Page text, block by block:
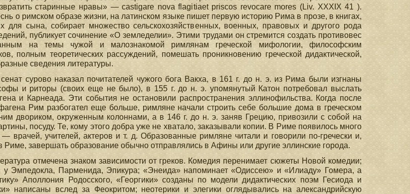
старинные нравы» — castigare nova flagitiaet priscos revocare mores (Liv. XXXIX 41 ).
о римском образе жизни, на латинском языке пишет первую историю Рима в прозе, в книгах,
для сына, собирает множество сельскохозяйственных, военных, правовых и другого рода
публикует сочинение «О земледелии». Этими трудами он стремится создать противовес
на темы чужой и малознакомой римлянам греческой мифологии, философским
полным теоретических рассуждений, помешать проникновению греческой дидактической,
сведения литературы.
сурово наказал почитателей чужого бога Вакха, в 161 г. до н. э. из Рима были изгнаны
и риторы (своих еще не было), в 155 г. до н. э. упомянутый Катон потребовал выслать
и Карнеада. Эти события не остановили распространения эллинофильства. Когда после
Рим разбогател еще больше, римляне начали строить себе большие дома в греческом
двориком, окруженным колоннами, а в 146 г. до н. э. заняв Грецию, привозили с собой на
посуду. Те, кому этого добра уже не хватало, заказывали копии. В Риме появилось много
— врачей, учителей, актеров и т. д. Образованные римляне читали и говорили по-гречески и,
Риме, завершать образование обычно отправлялись в Афины или другие эллинские города.
отмечена знаком зависимости от греков. Комедия перенимает сюжеты Новой комедии;
у Эмпедокла, Парменида, Эпикура; «Энеида» напоминает «Одиссею» и «Илиаду» Гомера, а
Аполлония Родосского, «Георгики» созданы по модели дидактических поэм Гесиода и
написаны вслед за Феокритом; неотерики и элегики оглядывались на александрийскую